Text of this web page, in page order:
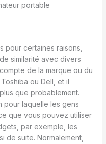
portable
pour certaines raisons,
similarité avec divers
de la marque ou du
ou Dell, et il
que probablement.
pour laquelle les gens
que vous pouvez utiliser
par exemple, les
de suite. Normalement,